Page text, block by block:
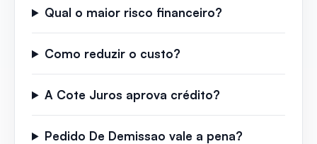
Qual o maior risco financeiro?
Como reduzir o custo?
A Cote Juros aprova crédito?
Pedido De Demissao vale a pena?